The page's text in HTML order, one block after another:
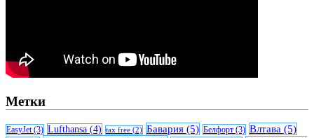
Метки
EasyJet(3) Lufthansa (4) tax free (2) Бавария (5) Белфорт (3) Влтава (5)